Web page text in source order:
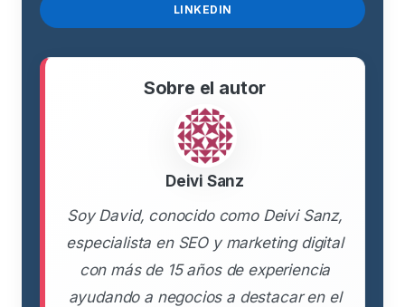
LINKEDIN
Sobre el autor
Deivi Sanz
Soy David, conocido como Deivi Sanz,
especialista en SEO y marketing digital
con más de 15 años de experiencia
ayudando a negocios a destacar en el